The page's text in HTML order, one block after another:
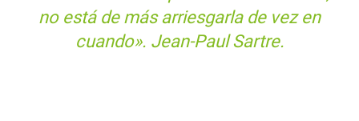
no está de más arriesgarla de vez en
cuando». Jean-Paul Sartre.